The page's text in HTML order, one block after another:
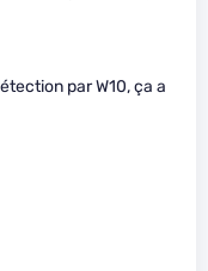
par W10, ça a